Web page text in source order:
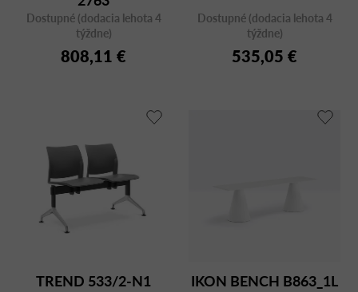
Dostupné (dodacia lehota 4
týždne)
808,11 €
Dostupné (dodacia lehota 4
týždne)
535,05 €
TREND 533/2-N1 IKON BENCH B863_1L